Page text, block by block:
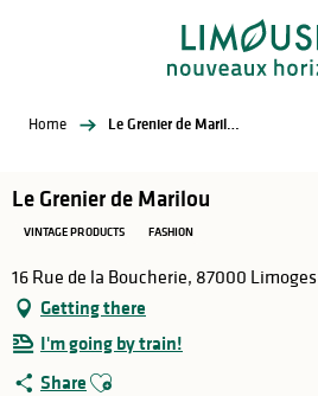
Home Le Grenier de Marilou
Le Grenier de Marilou
VINTAGE PRODUCTS FASHION
16 Rue de la Boucherie, 87000 Limoges
Getting there
I'm going by train!
Share Ajouter aux favoris